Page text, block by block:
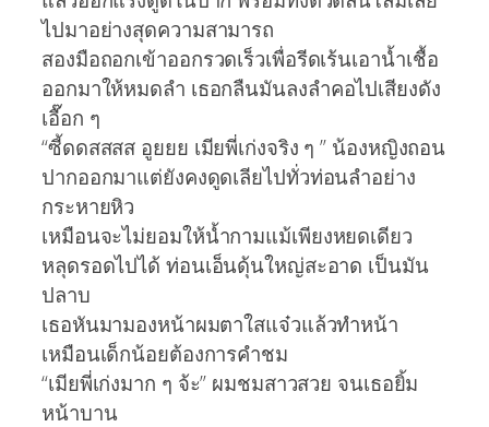
ไปมาอย่างสุดความสามารถ
สองมือถอกเข้าออกรวดเร็วเพื่อรีดเร้นเอาน้ำเชื้อ
ออกมาให้หมดลำ เธอกลืนมันลงลำคอไปเสียงดัง
เอื๊อก ๆ
“ซี้ดดสสสส อูยยย เมียพี่เก่งจริง ๆ ” น้องหญิงถอน
ปากออกมาแต่ยังคงดูดเลียไปทั่วท่อนลำอย่าง
กระหายหิว
เหมือนจะไม่ยอมให้น้ำกามแม้เพียงหยดเดียว
หลุดรอดไปได้ ท่อนเอ็นดุ้นใหญ่สะอาด เป็นมัน
ปลาบ
เธอหันมามองหน้าผมตาใสแจ๋วแล้วทำหน้า
เหมือนเด็กน้อยต้องการคำชม
“เมียพี่เก่งมาก ๆ จ้ะ” ผมชมสาวสวย จนเธอยิ้ม
หน้าบาน